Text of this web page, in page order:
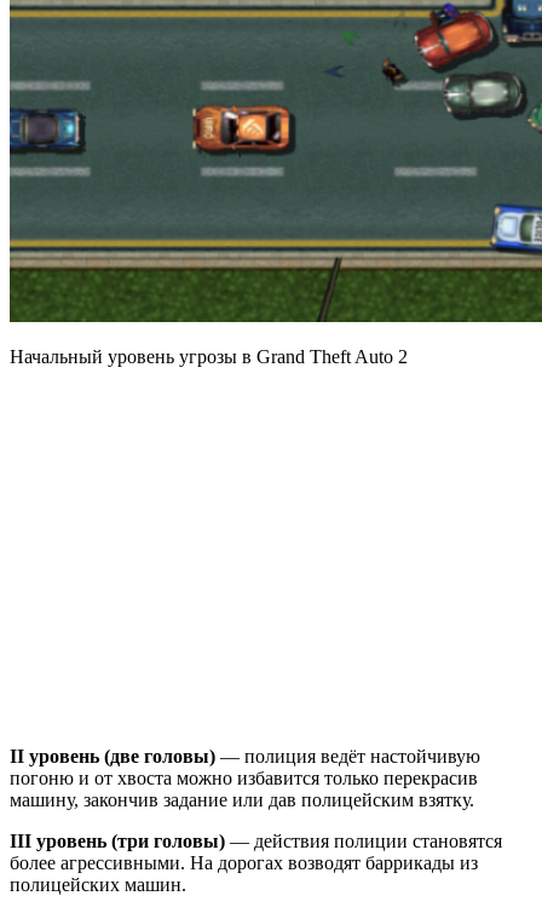
Начальный уровень угрозы в Grand Theft Auto 2
II уровень (две головы) — полиция ведёт настойчивую
погоню и от хвоста можно избавится только перекрасив
машину, закончив задание или дав полицейским взятку.
III уровень (три головы) — действия полиции становятся
более агрессивными. На дорогах возводят баррикады из
полицейских машин.